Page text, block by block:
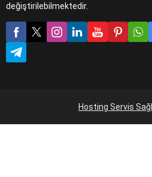
değiştirilebilmektedir.
Hosting Servis